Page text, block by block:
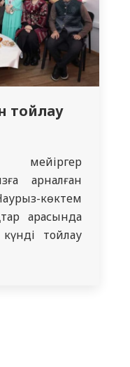
тойлау
арналған
көктем
арасында
тойлау
жалғасуда.